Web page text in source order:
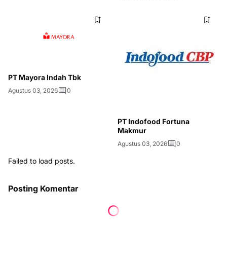
PT Mayora Indah Tbk
Agustus 03, 2026 0
PT Indofood Fortuna
Makmur
Agustus 03, 2026 0
Failed to load posts.
Posting Komentar